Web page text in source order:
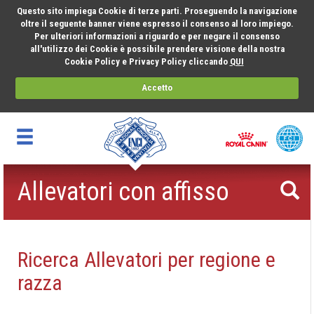
Questo sito impiega Cookie di terze parti. Proseguendo la navigazione
oltre il seguente banner viene espresso il consenso al loro impiego.
Per ulteriori informazioni a riguardo e per negare il consenso
all'utilizzo dei Cookie è possibile prendere visione della nostra
Cookie Policy e Privacy Policy cliccando QUI
Accetto
Allevatori con affisso
Ricerca Allevatori per regione e
razza